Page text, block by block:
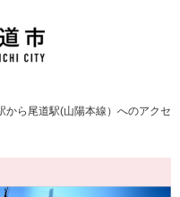
から尾道駅(山陽本線）へのアクセ